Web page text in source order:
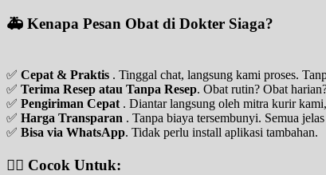
🚑 Kenapa Pesan Obat di Dokter Siaga?
✅ Cepat & Praktis . Tinggal chat, langsung kami proses.
✅ Terima Resep atau Tanpa Resep. Obat rutin? Obat
✅ Pengiriman Cepat . Diantar langsung oleh mitra kurir
✅ Harga Transparan . Tanpa biaya tersembunyi. Semua
✅ Bisa via WhatsApp. Tidak perlu install aplikasi tambahan.
👨‍⚕️ Cocok Untuk: